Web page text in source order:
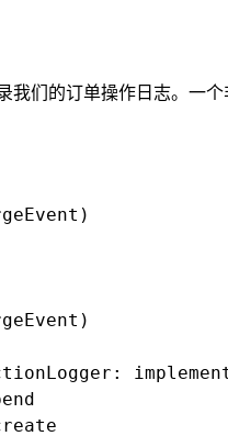
们的订单操作日志。一